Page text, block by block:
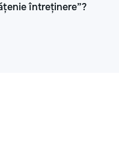
întreținere”?